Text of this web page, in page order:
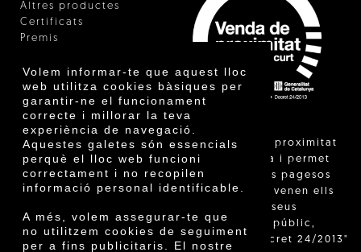
Volem informar-te que aquest lloc
web utilitza cookies bàsiques per
garantir-ne el funcionament
correcte i millorar la teva
experiència de navegació.
Aquestes galetes són essencials
perquè el lloc web funcioni
correctament i no recopilen
informació personal identificable.
A més, volem assegurar-te que
no utilitzem cookies de seguiment
per a fins publicitaris. El nostre
Altres productes
Certificats
Premis
"La venda de proximitat
està regulada i permet
identificar els pagesos
catalans que venen ells
mateixos els seus
productes al públic,
segons el Decret 24/2013"